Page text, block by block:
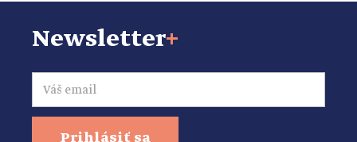
Newsletter+
Email
Prihlásiť sa